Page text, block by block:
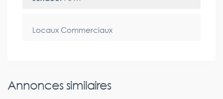
Locaux Commerciaux
Annonces similaires